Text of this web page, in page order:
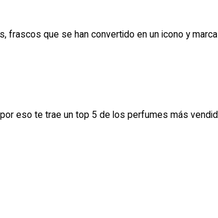
que se han convertido en un icono y
eso te trae un top 5 de los perfumes más